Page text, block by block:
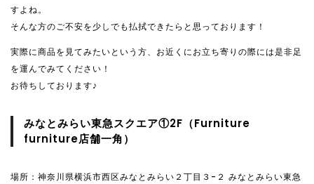
すよね。
そんな方のご不安を少しでも払拭できたらと思っております！
実際に商品を見てみたいという方、お近くにお立ち寄りの際には是非足
を運んでみてください！
お待ちしております♪
みなとみらい東急スクエア①2F（Furniture
furniture店舗一角）
場所：神奈川県横浜市西区みなとみらい２丁目３-２ みなとみらい東急